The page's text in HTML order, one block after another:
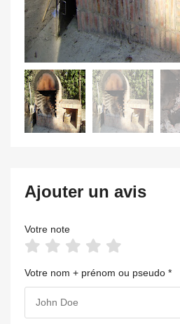
Ajouter un avis
Votre note
Votre nom + prénom ou pseudo *